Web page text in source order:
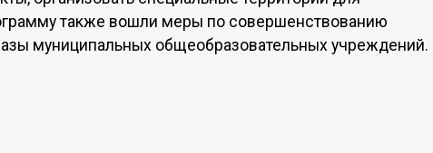
также вошли меры по совершенствованию
муниципальных общеобразовательных учреждений.